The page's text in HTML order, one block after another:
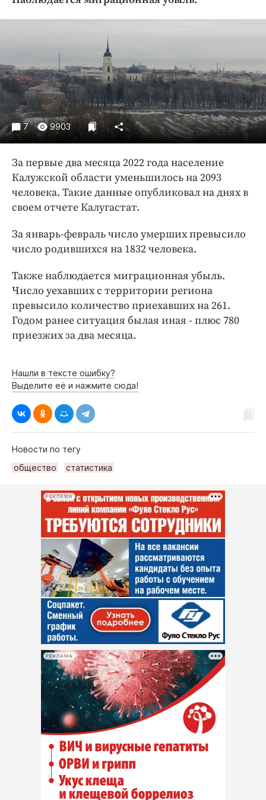
Криминал
Недвижимость и ЖКХ
Образование
Общество
Погода
Праздники
Происшествия
Экономика и бизнес
ПРОЕКТЫ
Издания
Медиаперсона
Интересное чтиво
Клиника года
Бренд года
Работодатель года
7 9903
За первые два месяца 2022 года население
Калужской области уменьшилось на 2093
человека. Такие данные опубликовал на днях в
своем отчете Калугастат.
За январь-февраль число умерших превысило
число родившихся на 1832 человека.
Также наблюдается миграционная убыль.
Число уехавших с территории региона
превысило количество приехавших на 261.
Годом ранее ситуация былая иная - плюс 780
приезжих за два месяца.
Нашли в тексте ошибку?
Выделите её и нажмите сюда!
Новости по тегу
общество
статистика
РЕКЛАМА
РЕКЛАМА